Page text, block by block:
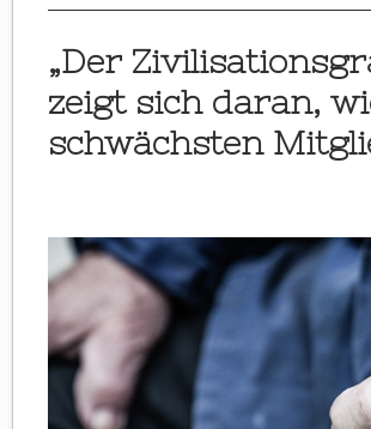
„Der
zeigt sich daran,
schwächsten